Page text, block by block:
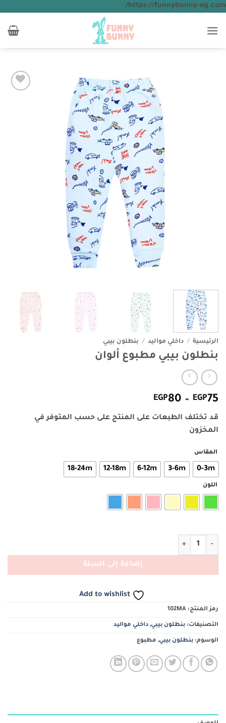
https://funnybunny-eg.com/ تخطي
للمحتوى
الرئيسية / داخلي مواليد / بنطلون بيبي
بنطلون بيبي مطبوع ألوان
EGP75
–
EGP80
السعر:
من
قد تختلف الطبعات على المنتج على حسب المتوفر في
المخزون
المقاس
0-3m
3-6m
6-12m
12-18m
18-24m
اللون
كمية بنطلون بيبي مطبوع ألوان
إضافة إلى السلة
Add to wishlist
رمز المنتج: 102MA
التصنيفات: بنطلون بيبي, داخلي مواليد
الوسوم: بنطلون بيبي, مطبوع